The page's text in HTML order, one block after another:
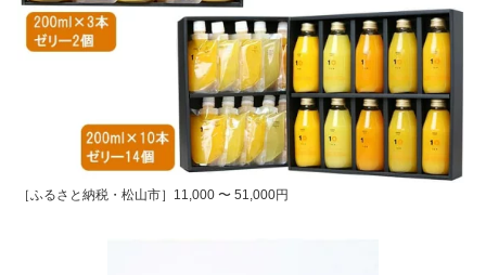
［ふるさと納税・松山市］11,000 〜 51,000円